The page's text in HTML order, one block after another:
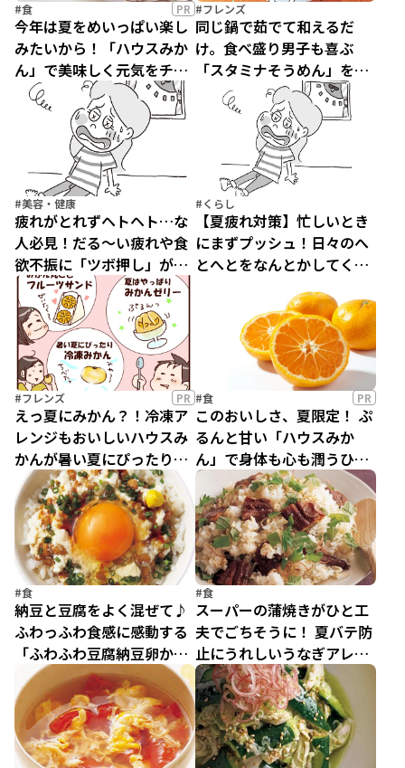
PR
#食
今年は夏をめいっぱい楽し
みたいから！「ハウスみか
ん」で美味しく元気をチャ
ージ
#フレンズ
同じ鍋で茹でて和えるだ
け。食べ盛り男子も喜ぶ
「スタミナそうめん」を作
ってみた
#美容・健康
疲れがとれずヘトヘト…な
人必見！だる〜い疲れや食
欲不振に「ツボ押し」がお
すすめ
#くらし
【夏疲れ対策】忙しいとき
にまずプッシュ！日々のへ
とへとをなんとかしてくれ
る頭のツボ「百会」の正し
PR
#フレンズ
えっ夏にみかん？！冷凍ア
レンジもおいしいハウスみ
かんが暑い夏にぴったりだ
った！
PR
#食
このおいしさ、夏限定！ ぷ
るんと甘い「ハウスみか
ん」で身体も心も潤うひん
やりデザートを作ろう
#食
納豆と豆腐をよく混ぜて♪
ふわっふわ食感に感動する
「ふわふわ豆腐納豆卵かけ
ご飯」
#食
スーパーの蒲焼きがひと工
夫でごちそうに！ 夏バテ防
止にうれしいうなぎアレン
ジ5選